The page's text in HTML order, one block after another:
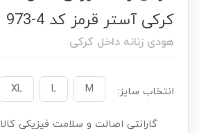
کرکی آستر قرمز کد 4-973
هودی زنانه داخل کرکی
انتخاب سایز: M
L
XL
گارانتی اصالت و سلامت فیزیکی کالا